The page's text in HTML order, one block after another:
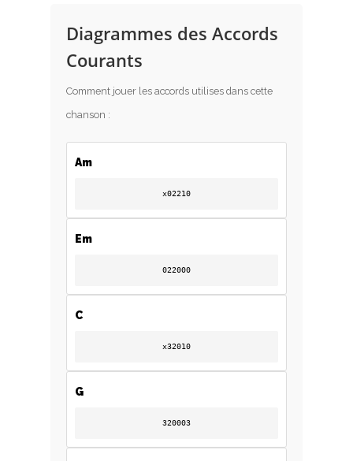
Diagrammes des Accords
Courants
Comment jouer les accords utilises dans cette
chanson :
Am
x02210
Em
022000
C
x32010
G
320003